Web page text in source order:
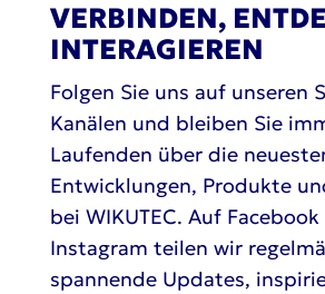
VERBINDEN,
INTERAGIEREN
Folgen Sie uns auf unseren
Kanälen und bleiben Sie
Laufenden über die
Entwicklungen, Produkte
bei WIKUTEC. Auf
Instagram teilen wir
spannende Updates,